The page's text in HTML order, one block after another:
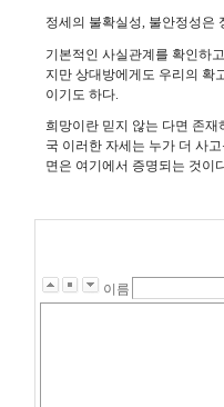
정세의 불확실성, 불안정성은
기본적인 사실관계를 확인하
지만 상대방에게도 우리의 확
이기도 하다.
희망이란 믿지 않는 다면 존
국 이러한 자세는 누가 더 사
면은 여기에서 증명되는 것이
이름